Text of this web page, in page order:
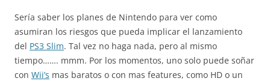
Sería saber los planes de Nintendo para ver como
asumiran los riesgos que pueda implicar el lanzamiento
del PS3 Slim. Tal vez no haga nada, pero al mismo
tiempo……. mmm. Por los momentos, uno solo puede soñar
con Wii’s mas baratos o con mas features, como HD o un